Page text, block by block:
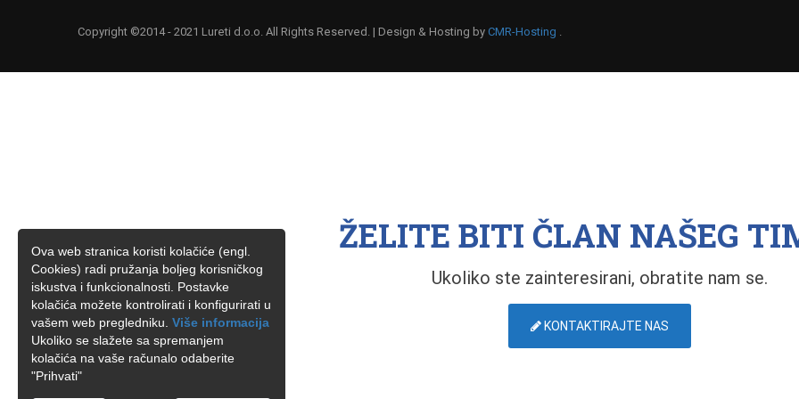
Copyright ©2014 - 2021 Lureti d.o.o. All Rights Reserved. | Design & Hosting by CMR-Hosting
ŽELITE BITI ČLAN NAŠEG
Ukoliko ste zainteresirani, obratite nam se.
KONTAKTIRAJTE NAS
Ova web stranica koristi kolačiće (engl.
Cookies) radi pružanja boljeg korisničkog
iskustva i funkcionalnosti. Postavke
kolačića možete kontrolirati i konfigurirati u
vašem web pregledniku. Više informacija
Ukoliko se slažete sa spremanjem
kolačića na vaše računalo odaberite
"Prihvati"